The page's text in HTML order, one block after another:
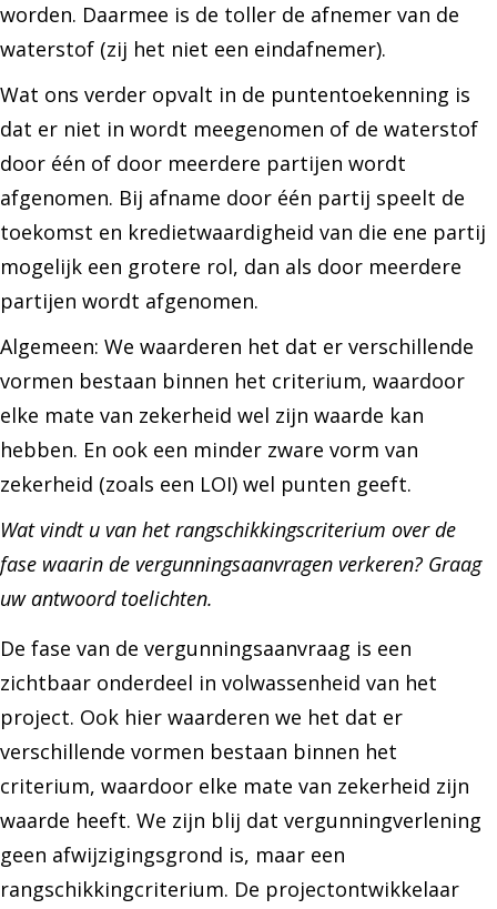
worden. Daarmee is de toller de afnemer van de
waterstof (zij het niet een eindafnemer).
Wat ons verder opvalt in de puntentoekenning is
dat er niet in wordt meegenomen of de waterstof
door één of door meerdere partijen wordt
afgenomen. Bij afname door één partij speelt de
toekomst en kredietwaardigheid van die ene partij
mogelijk een grotere rol, dan als door meerdere
partijen wordt afgenomen.
Algemeen: We waarderen het dat er verschillende
vormen bestaan binnen het criterium, waardoor
elke mate van zekerheid wel zijn waarde kan
hebben. En ook een minder zware vorm van
zekerheid (zoals een LOI) wel punten geeft.
Wat vindt u van het rangschikkingscriterium over de
fase waarin de vergunningsaanvragen verkeren? Graag
uw antwoord toelichten.
De fase van de vergunningsaanvraag is een
zichtbaar onderdeel in volwassenheid van het
project. Ook hier waarderen we het dat er
verschillende vormen bestaan binnen het
criterium, waardoor elke mate van zekerheid zijn
waarde heeft. We zijn blij dat vergunningverlening
geen afwijzigingsgrond is, maar een
rangschikkingcriterium. De projectontwikkelaar